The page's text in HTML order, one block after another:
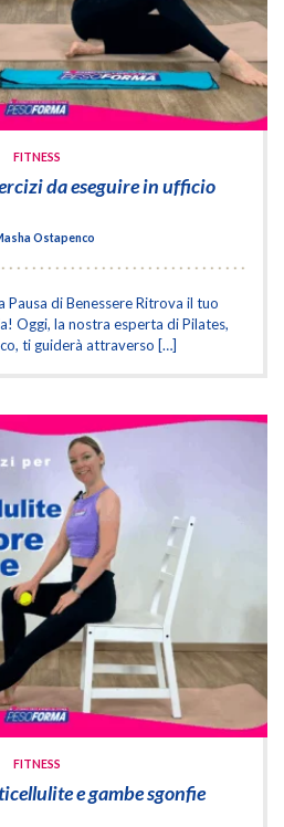
FITNESS
da eseguire in ufficio
Ostapenco
Pausa di Benessere Ritrova il tuo
Oggi, la nostra esperta di Pilates,
ti guiderà attraverso […]
FITNESS
e gambe sgonfie